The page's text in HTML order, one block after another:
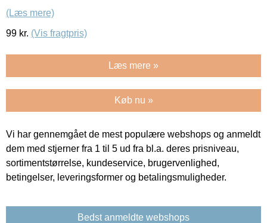
(Læs mere)
99 kr. (Vis fragtpris)
Læs mere »
Køb nu »
Vi har gennemgået de mest populære webshops og anmeldt
dem med stjerner fra 1 til 5 ud fra bl.a. deres prisniveau,
sortimentstørrelse, kundeservice, brugervenlighed,
betingelser, leveringsformer og betalingsmuligheder.
Bedst anmeldte webshops